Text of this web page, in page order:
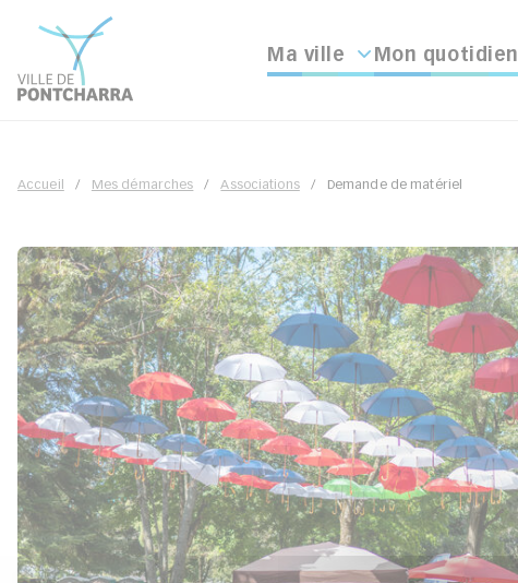
Ma ville Mon quotidien
Accueil Mes démarches Associations Demande de matériel